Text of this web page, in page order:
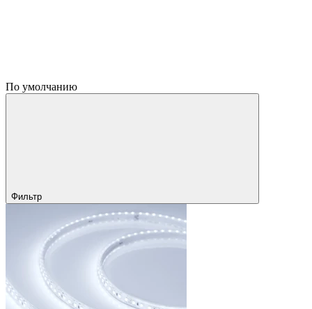
По умолчанию
Фильтр